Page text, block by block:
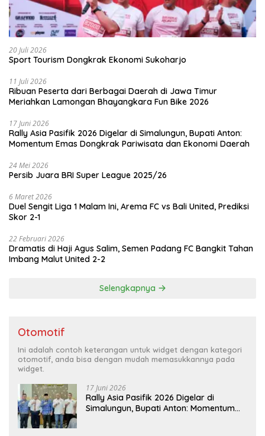
20 Juli 2026
Sport Tourism Dongkrak Ekonomi Sukoharjo
11 Juli 2026
Ribuan Peserta dari Berbagai Daerah di Jawa Timur
Meriahkan Lamongan Bhayangkara Fun Bike 2026
17 Juni 2026
Rally Asia Pasifik 2026 Digelar di Simalungun, Bupati Anton:
Momentum Emas Dongkrak Pariwisata dan Ekonomi Daerah
24 Mei 2026
Persib Juara BRI Super League 2025/26
6 Maret 2026
Duel Sengit Liga 1 Malam Ini, Arema FC vs Bali United, Prediksi
Skor 2-1
22 Februari 2026
Dramatis di Haji Agus Salim, Semen Padang FC Bangkit Tahan
Imbang Malut United 2-2
Selengkapnya
Otomotif
Ini adalah contoh keterangan untuk widget dengan kategori
otomotif, anda bisa dengan mudah memasukkannya pada
widget.
17 Juni 2026
Rally Asia Pasifik 2026 Digelar di
Simalungun, Bupati Anton: Momentum